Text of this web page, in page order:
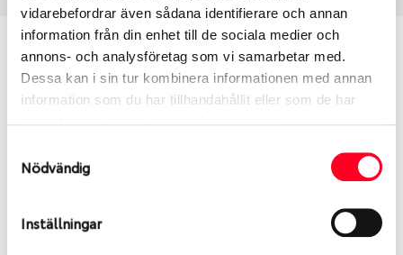
vidarebefordrar även sådana identifierare och annan
information från din enhet till de sociala medier och
annons- och analysföretag som vi samarbetar med.
Dessa kan i sin tur kombinera informationen med annan
information som du har tillhandahållit eller som de har
Nödvändig
Inställningar
Passar denna fälg min bil?
Ange registreringsnummer för att se om den fälg
Ibland kan fälgen ha bytts ut under årens lopp och
inte vara samma dimension som bilen hade ut från